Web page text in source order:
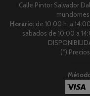
Calle Pintor Salvador
Horario: de 10:00 h. a
sabados de 10:00 a
(*)